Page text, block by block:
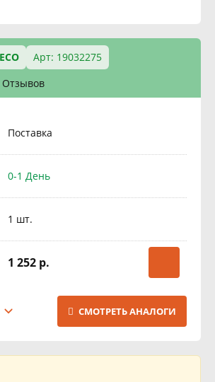
Арт: 19032275
Отзывов
Поставка
0-1 День
1 шт.
1 252 р.
Поставка СМОТРЕТЬ АНАЛОГИ